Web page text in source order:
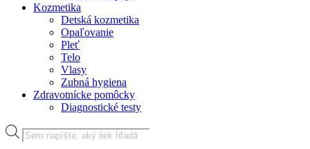
Kozmetika
Detská kozmetika
Opaľovanie
Pleť
Telo
Vlasy
Zubná hygiena
Zdravotnícke pomôcky
Diagnostické testy
Products
search